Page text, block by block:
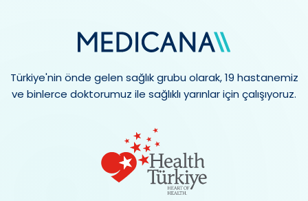
Türkiye'nin önde gelen sağlık grubu olarak, 19 hastanemiz
ve binlerce doktorumuz ile sağlıklı yarınlar için çalışıyoruz.